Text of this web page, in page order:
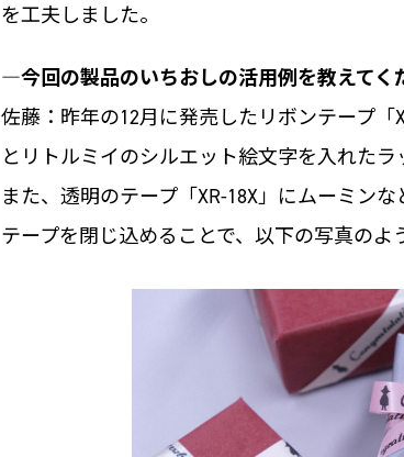
を工夫しました。
―今回の製品のいちおしの活用例を教えてく
佐藤：昨年の12月に発売したリボンテープ「
とリトルミイのシルエット絵文字を入れたラ
また、透明のテープ「XR-18X」にムーミン
テープを閉じ込めることで、以下の写真のよ